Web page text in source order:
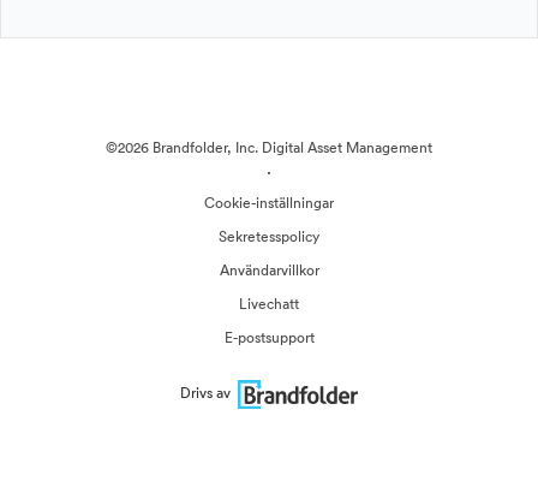
©2026 Brandfolder, Inc. Digital Asset Management
·
Cookie-inställningar
Sekretesspolicy
Användarvillkor
Livechatt
E-postsupport
Drivs av